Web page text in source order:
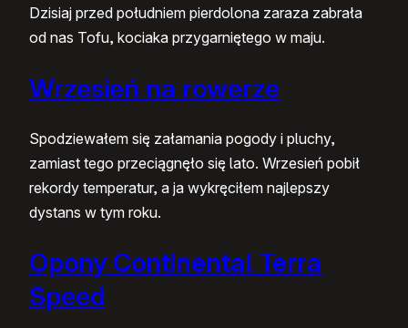
Dzisiaj przed południem pierdolona zaraza zabrała
od nas Tofu, kociaka przygarniętego w maju.
Wrzesień na rowerze
Spodziewałem się załamania pogody i pluchy,
zamiast tego przeciągnęło się lato. Wrzesień pobił
rekordy temperatur, a ja wykręciłem najlepszy
dystans w tym roku.
Opony Continental Terra
Speed